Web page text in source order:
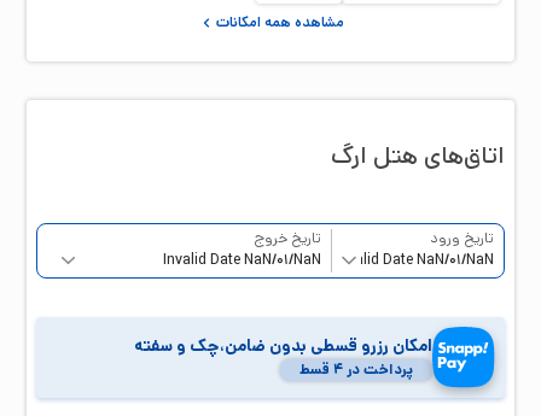
مشاهده همه امکانات
اتاق‌‌های هتل ارگ
تاریخ ورود تاریخ خروج
امکان رزرو قسطی بدون ضامن،چک و سفته
پرداخت در ۴ قسط